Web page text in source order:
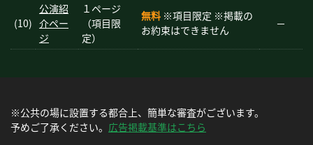
(10)
公演紹
介ペー
ジ
１ページ
（項目限
定）
無料 ※項目限定 ※掲載の
お約束はできません
－
※公共の場に設置する都合上、簡単な審査がございます。
予めご了承ください。 広告掲載基準はこちら